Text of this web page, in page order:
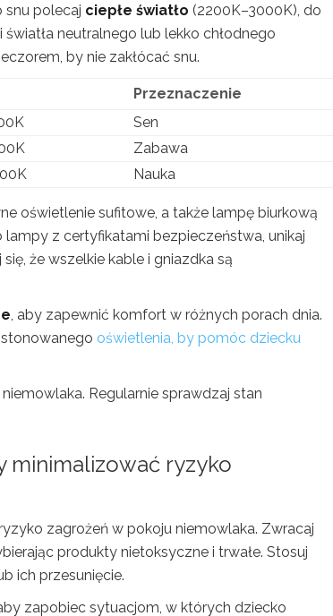
snu polecaj ciepłe światło (2200K–3000K), do
neutralnego lub lekko chłodnego
by nie zakłócać snu.
Przeznaczenie
Sen
Zabawa
Nauka
oświetlenie sufitowe, a także lampę biurkową
lampy z certyfikatami bezpieczeństwa, unikaj
że wszelkie kable i gniazdka są
, aby zapewnić komfort w różnych porach dnia.
oświetlenia, by pomóc dziecku
Regularnie sprawdzaj stan
minimalizować ryzyko
zagrożeń w pokoju niemowlaka. Zwracaj
produkty nietoksyczne i trwałe. Stosuj
ich przesunięcie.
zapobiec sytuacjom, w których dziecko